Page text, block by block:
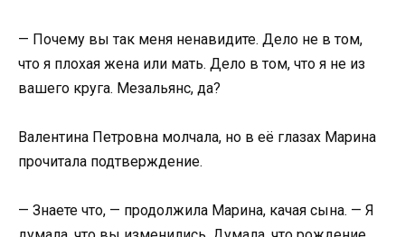
— Почему вы так меня ненавидите. Дело не в том,
что я плохая жена или мать. Дело в том, что я не из
вашего круга. Мезальянс, да?
Валентина Петровна молчала, но в её глазах Марина
прочитала подтверждение.
— Знаете что, — продолжила Марина, качая сына. — Я